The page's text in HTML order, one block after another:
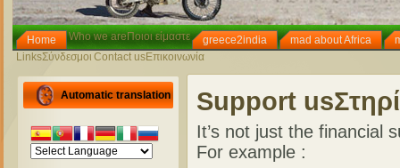
Home Who we areΠοιοι είμαστε greece2india mad about Africa
LinksΣύνδεσμοι Contact usΕπικοινωνία
Automatic translation Support us
It’s not just the financial
For example :